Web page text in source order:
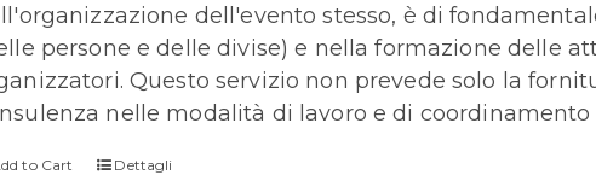
dell'evento stesso, è di
persone e delle divise) e nella formazione delle
Questo servizio non prevede solo la
nelle modalità di lavoro e di
to Cart Dettagli